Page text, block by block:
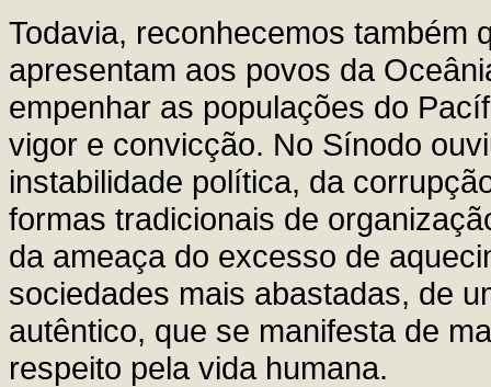
Todavia, reconhecemos também
apresentam aos povos da
empenhar as populações do
vigor e convicção. No Sínodo
instabilidade política, da
formas tradicionais de
da ameaça do excesso de
sociedades mais abastadas, de
autêntico, que se manifesta de
respeito pela vida humana.